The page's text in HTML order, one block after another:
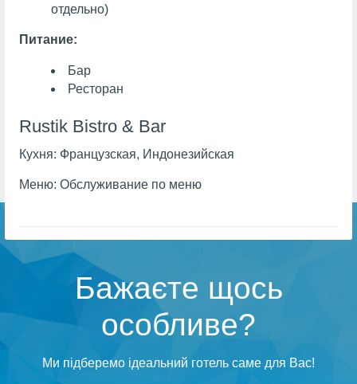
отдельно)
Питание:
Бар
Ресторан
Rustik Bistro & Bar
Кухня: Французская, Индонезийская
Меню: Обслуживание по меню
Бажаєте щось
особливе?
Ми підберемо ідеальний готель саме для Вас!